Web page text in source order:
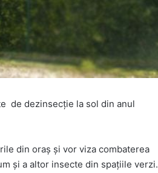
de dezinsecție la sol din anul
din oraș și vor viza combaterea
și a altor insecte din spațiile verzi.